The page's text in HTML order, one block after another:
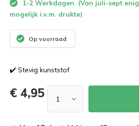
1-2 Werkdagen. (Van juli-sept
mogelijk i.v.m. drukte)
Op voorraad
✔️ Stevig kunststof
€ 4,95